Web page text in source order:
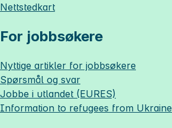
Nettstedkart
For jobbsøkere
Nyttige artikler for jobbsøkere
Spørsmål og svar
Jobbe i utlandet (EURES)
Information to refugees from Ukraine